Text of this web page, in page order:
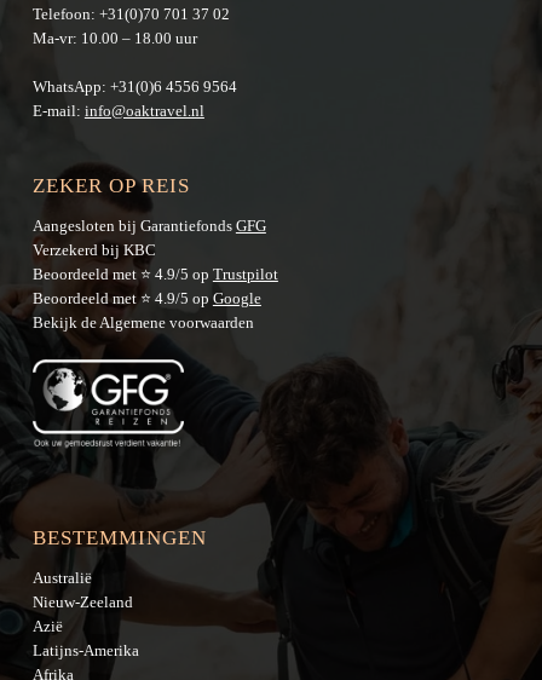
Telefoon: +31(0)70 701 37 02
Ma-vr: 10.00 – 18.00 uur
WhatsApp: +31(0)6 4556 9564
E-mail: info@oaktravel.nl
ZEKER OP REIS
Aangesloten bij Garantiefonds GFG
Verzekerd bij KBC
Beoordeeld met ⭐ 4.9/5 op Trustpilot
Beoordeeld met ⭐ 4.9/5 op Google
Bekijk deAlgemene voorwaarden
BESTEMMINGEN
Australië
Nieuw-Zeeland
Azië
Latijns-Amerika
Afrika